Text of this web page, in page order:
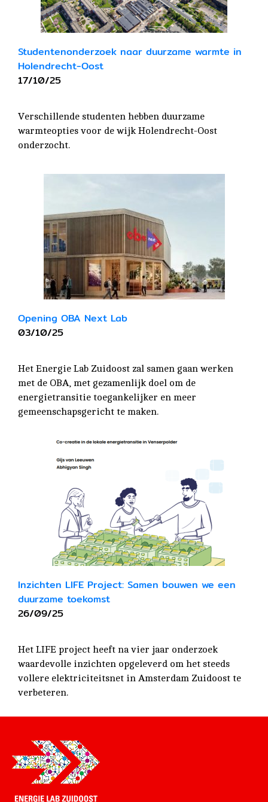
Studentenonderzoek naar duurzame warmte in
Holendrecht-Oost
17/10/25
Verschillende studenten hebben duurzame
warmteopties voor de wijk Holendrecht-Oost
onderzocht.
Opening OBA Next Lab
03/10/25
Het Energie Lab Zuidoost zal samen gaan werken
met de OBA, met gezamenlijk doel om de
energietransitie toegankelijker en meer
gemeenschapsgericht te maken.
Inzichten LIFE Project: Samen bouwen we een
duurzame toekomst
26/09/25
Het LIFE project heeft na vier jaar onderzoek
waardevolle inzichten opgeleverd om het steeds
vollere elektriciteitsnet in Amsterdam Zuidoost te
verbeteren.